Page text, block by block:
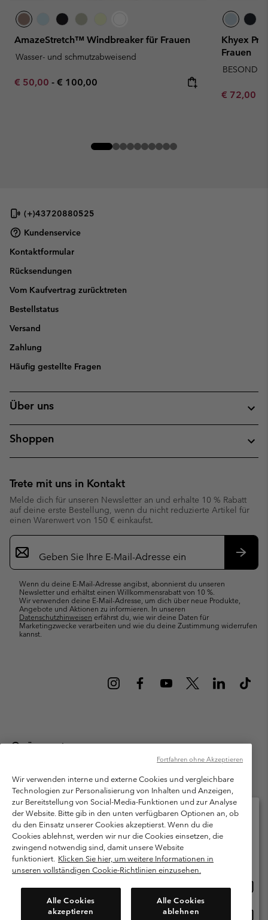
AmazeStretch™ Windbreaker für Frauen
Wasser- und schmutzabweisend
Minimum sale price:
€ 50,00 - Maximum price:
€ 100,00
Khyex
Frauen
Minimum
€ 72,00
(+)43720880525
Kundenservice
Kontaktformular
Rücksendungen
Vom Kaufvertrag zurücktreten
Bestellstatus
Versand
Zahlung
Häufig gestellte Fragen
Über uns
Shoppen
Trete mit uns in Kontakt
Melde dich für unseren Newsletter an und erhalte 10 % Rabatt
auf deine erste Bestellung, wenn du nicht reduzierte Artikel für
einen Warenwert von 150 € einkaufst.
Newsletter-
Anmeldung
Wenn du deine E-Mail-Adresse angibst, abonnierst du unseren
Newsletter und erhältst einen Willkommensrabatt von 10 %.
Wir verwenden deine E-Mail-Adresse, um dich über neue Produkte,
Angebote und Aktionen zu informieren. In unseren
Datenschutzhinweisen erfährst du, wie wir deine Daten für
Marketingzwecke verarbeiten und wie du deine Zustimmung widerrufen
kannst.
Österreich
Columbia Sportswear Austria GmbH. Moosfeldstraße 1, 5101
Bergheim, Salzburg Österreich. Alle Rechte vorbehalten.
Nutzungsbedingungen
Allgemeine Verkaufsbedingungen
Garantie
Datenschutzerklärung
Bestimmungen und Bedingungen des Mitglieder Programms
Nutzungsbedingungen Für Nutzergenerierte Inhalte
Cookies
Kundenservice: Mo- Fr. 9:00 - 13:00 & 14:00- 18:00 Uhr
(+)43720880525
Wir verwenden interne und externe Cookies und vergleichbare
Technologien zur Personalisierung von Inhalten und Anzeigen,
zur Bereitstellung von Social-Media-Funktionen und zur Analyse
der Website. Bitte gib in den unten verfügbaren Optionen an, ob
du den Einsatz unserer Cookies akzeptierst. Wenn du die
Cookies ablehnst, werden wir nur die Cookies einsetzen, die
zwingend notwendig sind, damit unsere Website
funktioniert. Klicken Sie hier, um weitere Informationen in
unseren vollständigen Cookie-Richtlinien einzusehen.
Alle Cookies
akzeptieren
Alle Cookies
ablehnen
Fortfahren ohne Akzeptieren
Bitte wählen Sie Ihr Lieferland und Ihre Sprache
Online-Einkauf verfügbar
Österreich